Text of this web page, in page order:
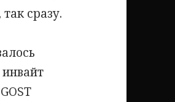
сразу.